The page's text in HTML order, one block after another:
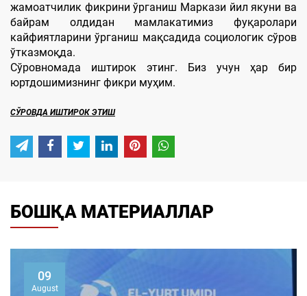
жамоатчилик фикрини ўрганиш Маркази йил якуни ва
байрам олдидан мамлакатимиз фуқаролари
кайфиятларини ўрганиш мақсадида социологик сўров
ўтказмоқда.
Сўровномада иштирок этинг. Биз учун ҳар бир
юртдошимизнинг фикри муҳим.
СЎРОВДА ИШТИРОК ЭТИШ
БОШҚА МАТЕРИАЛЛАР
07
August